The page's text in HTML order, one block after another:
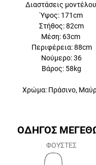
Διαστάσεις
Ύψος: 171cm
Στήθος: 82cm
Μέση: 63cm
Περιφέρεια: 88cm
Νούμερο: 36
Βάρος: 58kg
Χρώμα: Πράσινο,
ΟΔΗΓΟΣ
ΦΟΥΣΤΕΣ